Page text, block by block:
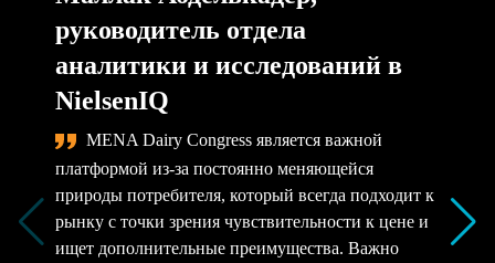
руководитель отдела
аналитики и исследований в
NielsenIQ
MENA Dairy Congress является важной
платформой из-за постоянно меняющейся
природы потребителя, который всегда подходит к
рынку с точки зрения чувствительности к цене и
ищет дополнительные преимущества. Важно